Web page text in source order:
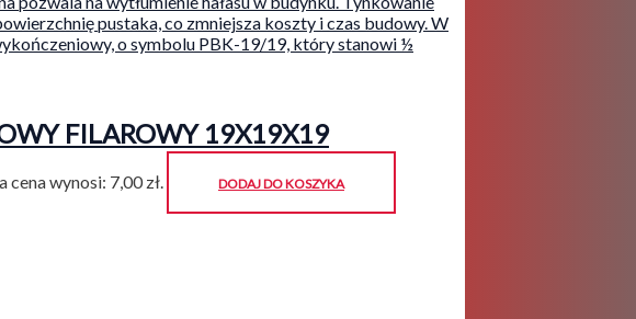
FILAROWY 19X19X19
cena wynosi: 7,00 zł. DODAJ DO KOSZYKA